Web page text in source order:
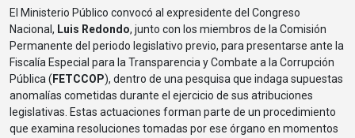
El Ministerio Público convocó al expresidente del Congreso
Nacional, Luis Redondo, junto con los miembros de la Comisión
Permanente del periodo legislativo previo, para presentarse ante la
Fiscalía Especial para la Transparencia y Combate a la Corrupción
Pública ( FETCCOP), dentro de una pesquisa que indaga supuestas
anomalías cometidas durante el ejercicio de sus atribuciones
legislativas. Estas actuaciones forman parte de un procedimiento
que examina resoluciones tomadas por ese órgano en momentos